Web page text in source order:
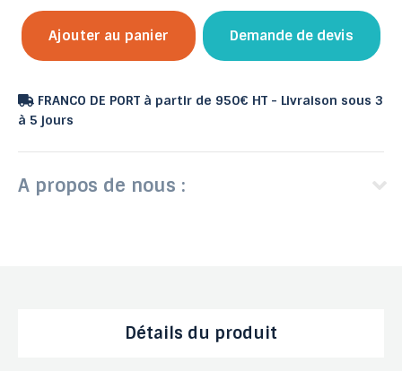
Ajouter au panier Demande de devis
FRANCO DE PORT à partir de 950€ HT - Livraison sous 3
à 5 jours
A propos de nous :
Détails du produit